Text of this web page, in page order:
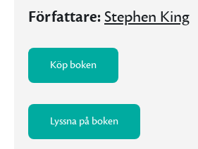
Författare:Stephen King
Köp boken
Lyssna på boken